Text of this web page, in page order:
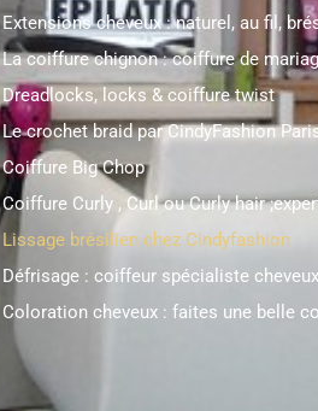
Extensions cheveux : naturel, au fil,
La coiffure chignon : coiffure de
Dreadlocks, locks & coiffure twist
Le crochet braid par CindyFashion
Coiffure Big Chop
Coiffure Curly , Curl ou Curly hair
Lissage brésilien chez Cindyfashion
Défrisage : coiffeur spécialiste
Coloration cheveux : faites une belle